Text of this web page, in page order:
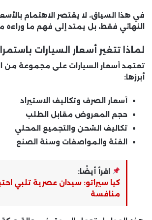
في هذا السياق، لا يقتصر الاهتمام
النهائي فقط، بل يمتد إلى فهم ما
لماذا تتغير أسعار السيارات
تعتمد أسعار السيارات على مجموعة من
أبرزها:
أسعار الصرف وتكاليف الاستيراد
حجم المعروض مقابل الطلب
تكاليف الشحن والتجميع المحلي
الفئة والمواصفات وسنة الصنع
اقرأ أيضًا:
كيا سيراتو: سيدان عصرية تلبي
منافسة